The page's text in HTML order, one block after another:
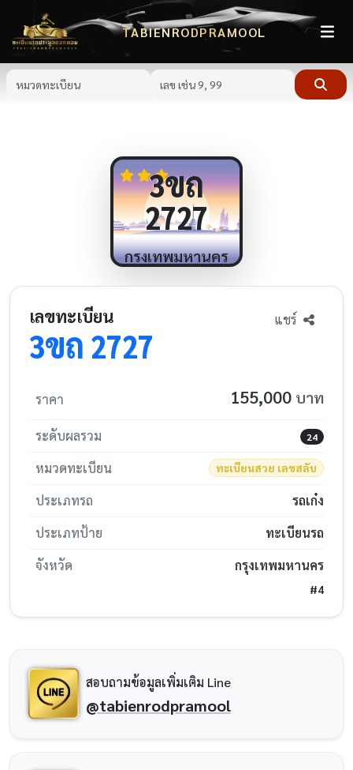
TABIENRODPRAMOOL
3ขถ
2727
กรุงเทพมหานคร
เลขทะเบียน
3ขถ 2727
แชร์
ราคา 155,000 บาท
ระดับผลรวม 24
หมวดทะเบียน ทะเบียนสวย เลขสลับ
ประเภทรถ
รถเก๋ง
ประเภทป้าย
ทะเบียนรถ
จังหวัด
กรุงเทพมหานคร
#4
สอบถามข้อมูลเพิ่มเติม Line
@tabienrodpramool